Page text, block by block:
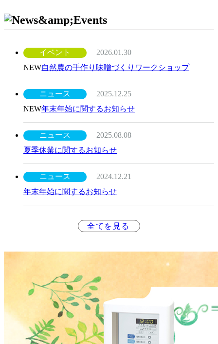
イベント
2026.01.30
NEW自然農の手作り味噌づくりワークショップ
ニュース
2025.12.25
NEW年末年始に関するお知らせ
ニュース
2025.08.08
夏季休業に関するお知らせ
ニュース
2024.12.21
年末年始に関するお知らせ
全てを見る